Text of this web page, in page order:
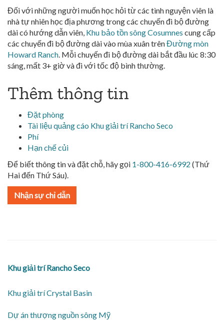
Đối với những người muốn học hỏi từ các tình nguyện viên là
nhà tự nhiên học địa phương trong các chuyến đi bộ đường
dài có hướng dẫn viên, Khu bảo tồn sông Cosumnes cung cấp
các chuyến đi bộ đường dài vào mùa xuân trênĐường mòn
Howard Ranch. Mỗi chuyến đi bộ đường dài bắt đầu lúc 8:30
sáng, mất 3+ giờ và đi với tốc độ bình thường.
Thêm thông tin
Đặt phòng
Tài liệu quảng cáo Khu giải trí Rancho Seco
Phí
Hạn chế củi
Để biết thông tin và đặt chỗ, hãy gọi 1-800-416-6992 (Thứ
Hai đến Thứ Sáu).
Nhận sự chỉ dẫn
Khu giải trí Rancho Seco
Khu giải trí Crystal Basin
​Dự án thượng nguồn sông Mỹ